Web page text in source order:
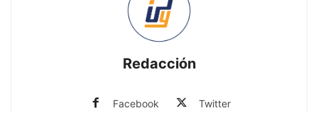
Redacción
Facebook Twitter